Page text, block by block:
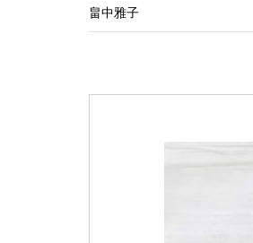
畠中雅子